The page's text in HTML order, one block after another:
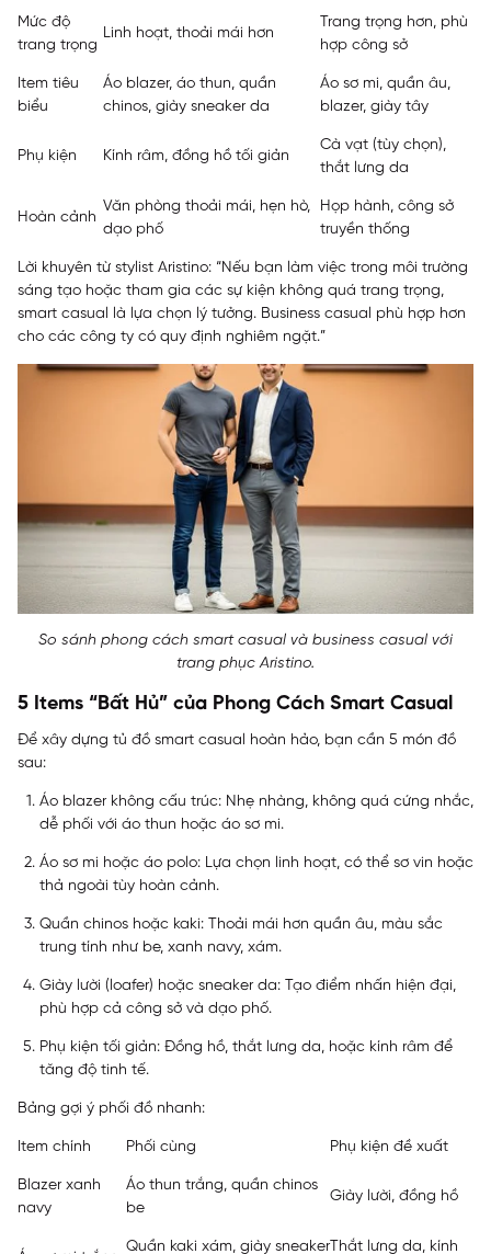
Mức độ
trang trọng
Linh hoạt, thoải mái hơn
Trang trọng hơn, phù
hợp công sở
Item tiêu
biểu
Áo blazer, áo thun, quần
chinos, giày sneaker da
Áo sơ mi, quần âu,
blazer, giày tây
Phụ kiện Kính râm, đồng hồ tối giản
Cà vạt (tùy chọn),
thắt lưng da
Hoàn cảnh
Văn phòng thoải mái, hẹn hò,
dạo phố
Họp hành, công sở
truyền thống
Lời khuyên từ stylist Aristino: “Nếu bạn làm việc trong môi trường
sáng tạo hoặc tham gia các sự kiện không quá trang trọng,
smart casual là lựa chọn lý tưởng. Business casual phù hợp hơn
cho các công ty có quy định nghiêm ngặt.”
So sánh phong cách smart casual và business casual với
trang phục Aristino.
5 Items “Bất Hủ” của Phong Cách Smart Casual
Để xây dựng tủ đồ smart casual hoàn hảo, bạn cần 5 món đồ
sau:
Áo blazer không cấu trúc: Nhẹ nhàng, không quá cứng nhắc,
dễ phối với áo thun hoặc áo sơ mi.
Áo sơ mi hoặc áo polo: Lựa chọn linh hoạt, có thể sơ vin hoặc
thả ngoài tùy hoàn cảnh.
Quần chinos hoặc kaki: Thoải mái hơn quần âu, màu sắc
trung tính như be, xanh navy, xám.
Giày lười (loafer) hoặc sneaker da: Tạo điểm nhấn hiện đại,
phù hợp cả công sở và dạo phố.
Phụ kiện tối giản: Đồng hồ, thắt lưng da, hoặc kính râm để
tăng độ tinh tế.
Bảng gợi ý phối đồ nhanh:
Item chính Phối cùng Phụ kiện đề xuất
Blazer xanh
navy
Áo thun trắng, quần chinos
be
Giày lười, đồng hồ
Quần kaki xám, giày sneakerThắt lưng da, kính